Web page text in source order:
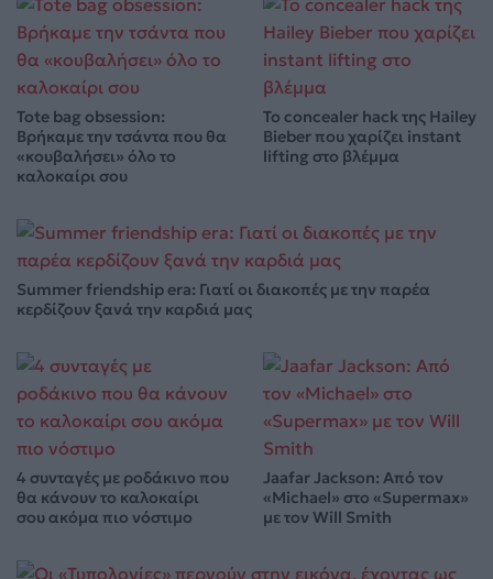
Tote bag obsession:
Βρήκαμε την τσάντα που θα
«κουβαλήσει» όλο το
καλοκαίρι σου
Το concealer hack της Hailey
Bieber που χαρίζει instant
lifting στο βλέμμα
Summer friendship era: Γιατί οι διακοπές με την παρέα
κερδίζουν ξανά την καρδιά μας
4 συνταγές με ροδάκινο που
θα κάνουν το καλοκαίρι
σου ακόμα πιο νόστιμο
Jaafar Jackson: Από τον
«Michael» στο «Supermax»
με τον Will Smith